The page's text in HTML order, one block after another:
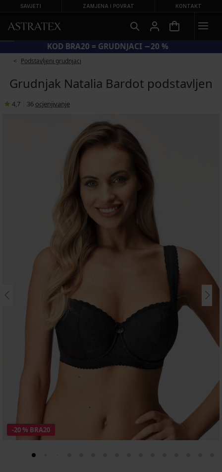
SAVJETI ZAMJENA I POVRAT KONTAKT
KOD BRA20 = GRUDNJACI −20 %
Podstavljeni grudnjaci
Grudnjak Natalia Bardot podstavljen
4,7 36 ocjenjivanje
-20 % BRA20